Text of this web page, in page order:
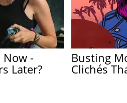
Now -
Later?
Busting
Clichés